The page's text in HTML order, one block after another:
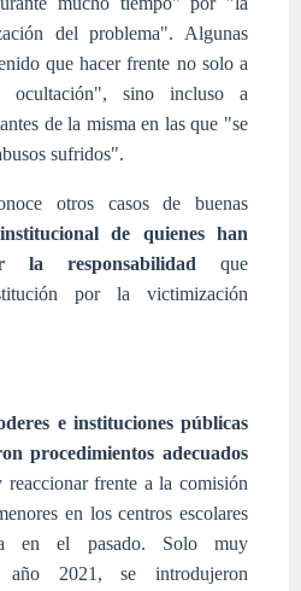
del problema". Algunas
que hacer frente no solo a
sino incluso a
de la misma en las que "se
sufridos".
otros casos de buenas
de quienes han
la responsabilidad que
por la victimización
e instituciones públicas
procedimientos adecuados
reaccionar frente a la comisión
en los centros escolares
en el pasado. Solo muy
año 2021, se introdujeron